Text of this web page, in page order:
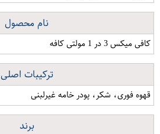
نام محصول
کافی میکس 3 در 1 مولتی کافه
ترکیبات اصلی
قهوه فوری، شکر، پودر خامه غیرلبنی
برند